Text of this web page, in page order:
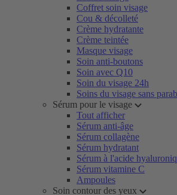
Coffret soin visage
Cou & décolleté
Crème hydratante
Crème teintée
Masque visage
Soin anti-boutons
Soin avec Q10
Soin du visage 24h
Soins du visage sans
Sérum pour le visage
Tout afficher
Sérum anti-âge
Sérum collagène
Sérum hydratant
Sérum à l'acide
Sérum vitamine C
Ampoules
Soin contour des yeux